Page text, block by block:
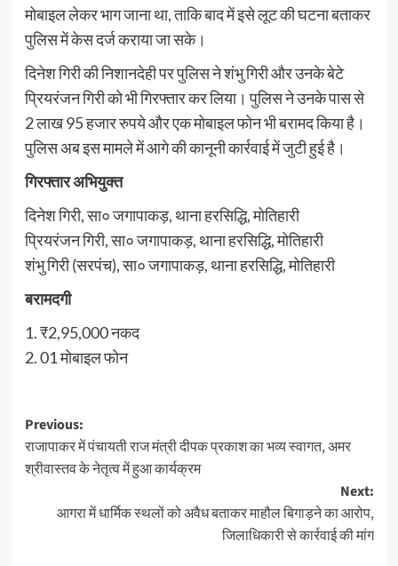
मोबाइल लेकर भाग जाना था, ताकि बाद में इसे लूट की घटना बताकर
पुलिस में केस दर्ज कराया जा सके।
दिनेश गिरी की निशानदेही पर पुलिस ने शंभु गिरी और उनके बेटे
प्रियरंजन गिरी को भी गिरफ्तार कर लिया। पुलिस ने उनके पास से
2 लाख 95 हजार रुपये और एक मोबाइल फोन भी बरामद किया है।
पुलिस अब इस मामले में आगे की कानूनी कार्रवाई में जुटी हुई है।
गिरफ्तार अभियुक्त
दिनेश गिरी, सा० जगापाकड़, थाना हरसिद्धि, मोतिहारी
प्रियरंजन गिरी, सा० जगापाकड़, थाना हरसिद्धि, मोतिहारी
शंभु गिरी (सरपंच), सा० जगापाकड़, थाना हरसिद्धि, मोतिहारी
बरामदगी
1. ₹2,95,000 नकद
2. 01 मोबाइल फोन
Post
navigation
Previous:
राजापाकर में पंचायती राज मंत्री दीपक प्रकाश का भव्य स्वागत, अमर
श्रीवास्तव के नेतृत्व में हुआ कार्यक्रम
Next:
आगरा में धार्मिक स्थलों को अवैध बताकर माहौल बिगाड़ने का आरोप,
जिलाधिकारी से कार्रवाई की मांग